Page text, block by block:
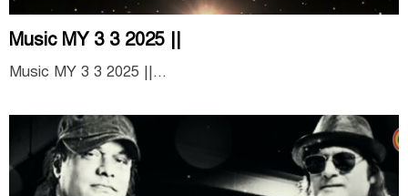
Music MY 3 3 2025 ||
Music MY 3 3 2025 ||...